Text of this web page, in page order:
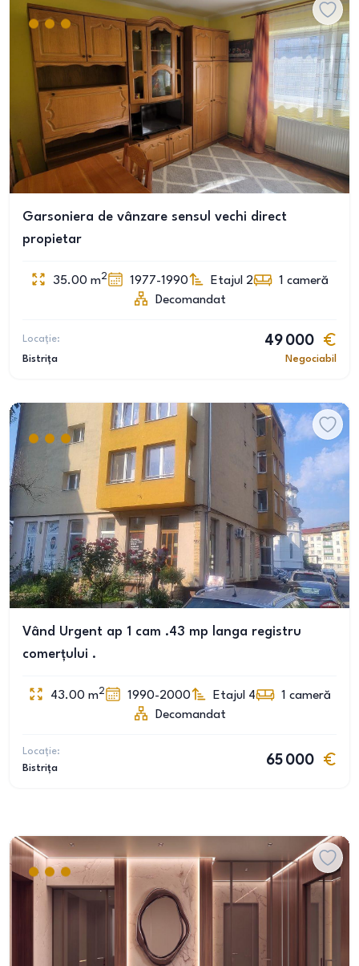
Garsoniera de vânzare sensul vechi direct
propietar
35.00 m2 1977-1990 Etajul 2 1 cameră
Decomandat
Locație:
Bistrița
49 000
Negociabil
Vând Urgent ap 1 cam .43 mp langa registru
comerțului .
43.00 m2 1990-2000 Etajul 4 1 cameră
Decomandat
Locație:
Bistrița
65 000